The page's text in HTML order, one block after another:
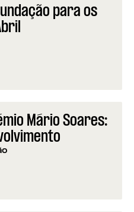
para os
Fundação para os 50 anos
Mário Soares:
Mário Soares: